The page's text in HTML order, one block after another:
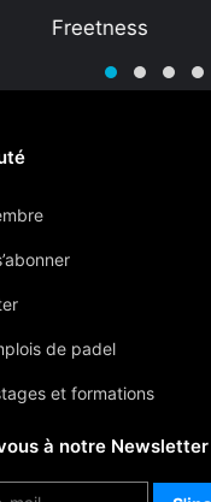
Freetness
de padel
et formations
à notre Newsletter